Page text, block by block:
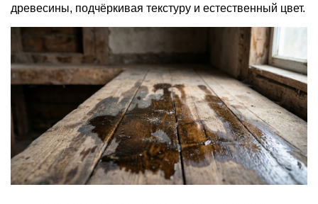
древесины, подчёркивая текстуру и естественный цвет.